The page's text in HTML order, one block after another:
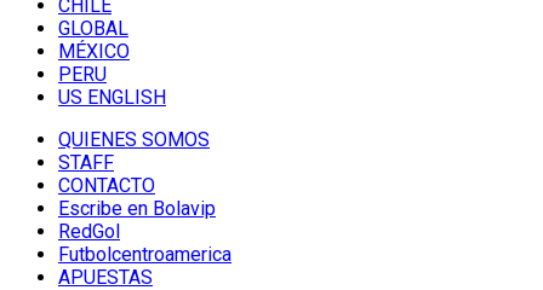
CHILE
GLOBAL
MÉXICO
PERU
US ENGLISH
QUIENES SOMOS
STAFF
CONTACTO
Escribe en Bolavip
RedGol
Futbolcentroamerica
APUESTAS